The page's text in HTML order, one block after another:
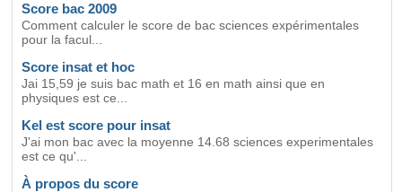
Score bac 2009
Comment calculer le score de bac sciences expérimentales
pour la facul...
Score insat et hoc
Jai 15,59 je suis bac math et 16 en math ainsi que en
physiques est ce...
Kel est score pour insat
J'ai mon bac avec la moyenne 14.68 sciences experimentales
est ce qu'...
À propos du score